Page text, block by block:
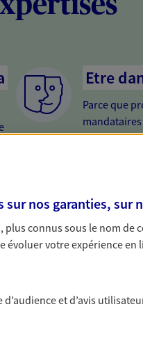
Etre
Parce que
pour mieux
sur nos garanties, sur
plus connus sous le nom de
votre expérience en
d’audience et d’avis